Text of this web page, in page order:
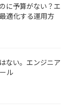
に予算がない？エ
適化する運用方
ない。エンジニア
ル